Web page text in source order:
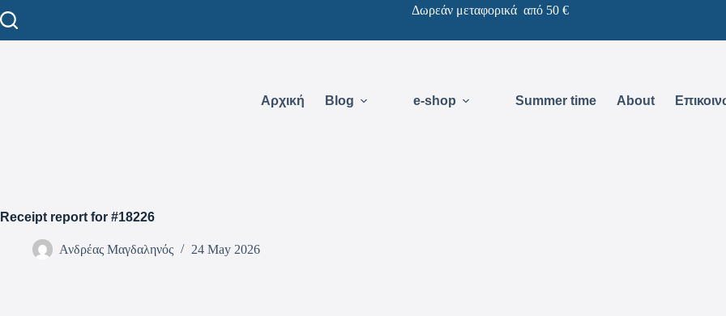
Δωρεάν μεταφορικά από 50 €
Αρχική Blog e-shop Summer time About
Receipt report for #18226
Ανδρέας Μαγδαληνός 24 May 2026